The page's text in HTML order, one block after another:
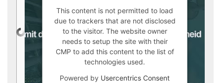
This content is not permitted to load
due to trackers that are not disclosed
to the visitor. The website owner
needs to setup the site with their
CMP to add this content to the list of
technologies used.
Powered by Usercentrics Consent